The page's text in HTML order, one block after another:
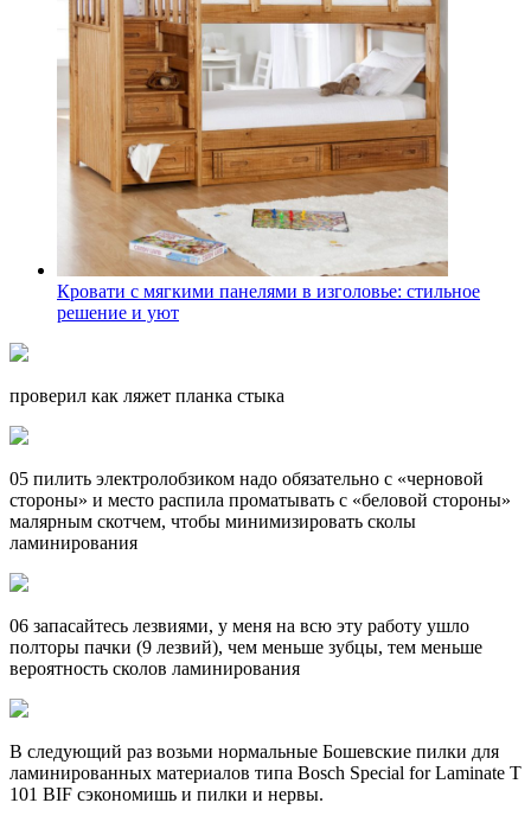
Кровати с мягкими панелями в изголовье: стильное
решение и уют
проверил как ляжет планка стыка
05 пилить электролобзиком надо обязательно с «черновой
стороны» и место распила проматывать с «беловой стороны»
малярным скотчем, чтобы минимизировать сколы
ламинирования
06 запасайтесь лезвиями, у меня на всю эту работу ушло
полторы пачки (9 лезвий), чем меньше зубцы, тем меньше
вероятность сколов ламинирования
В следующий раз возьми нормальные Бошевские пилки для
ламинированных материалов типа Bosch Special for Laminate T
101 BIF сэкономишь и пилки и нервы.